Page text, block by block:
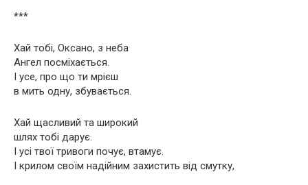
***
Хай тобі, Оксано, з неба
Ангел посміхається.
І усе, про що ти мрієш
в мить одну, збувається.
Хай щасливий та широкий
шлях тобі дарує.
І усі твої тривоги почує, втамує.
І крилом своїм надійним захистить від смутку,